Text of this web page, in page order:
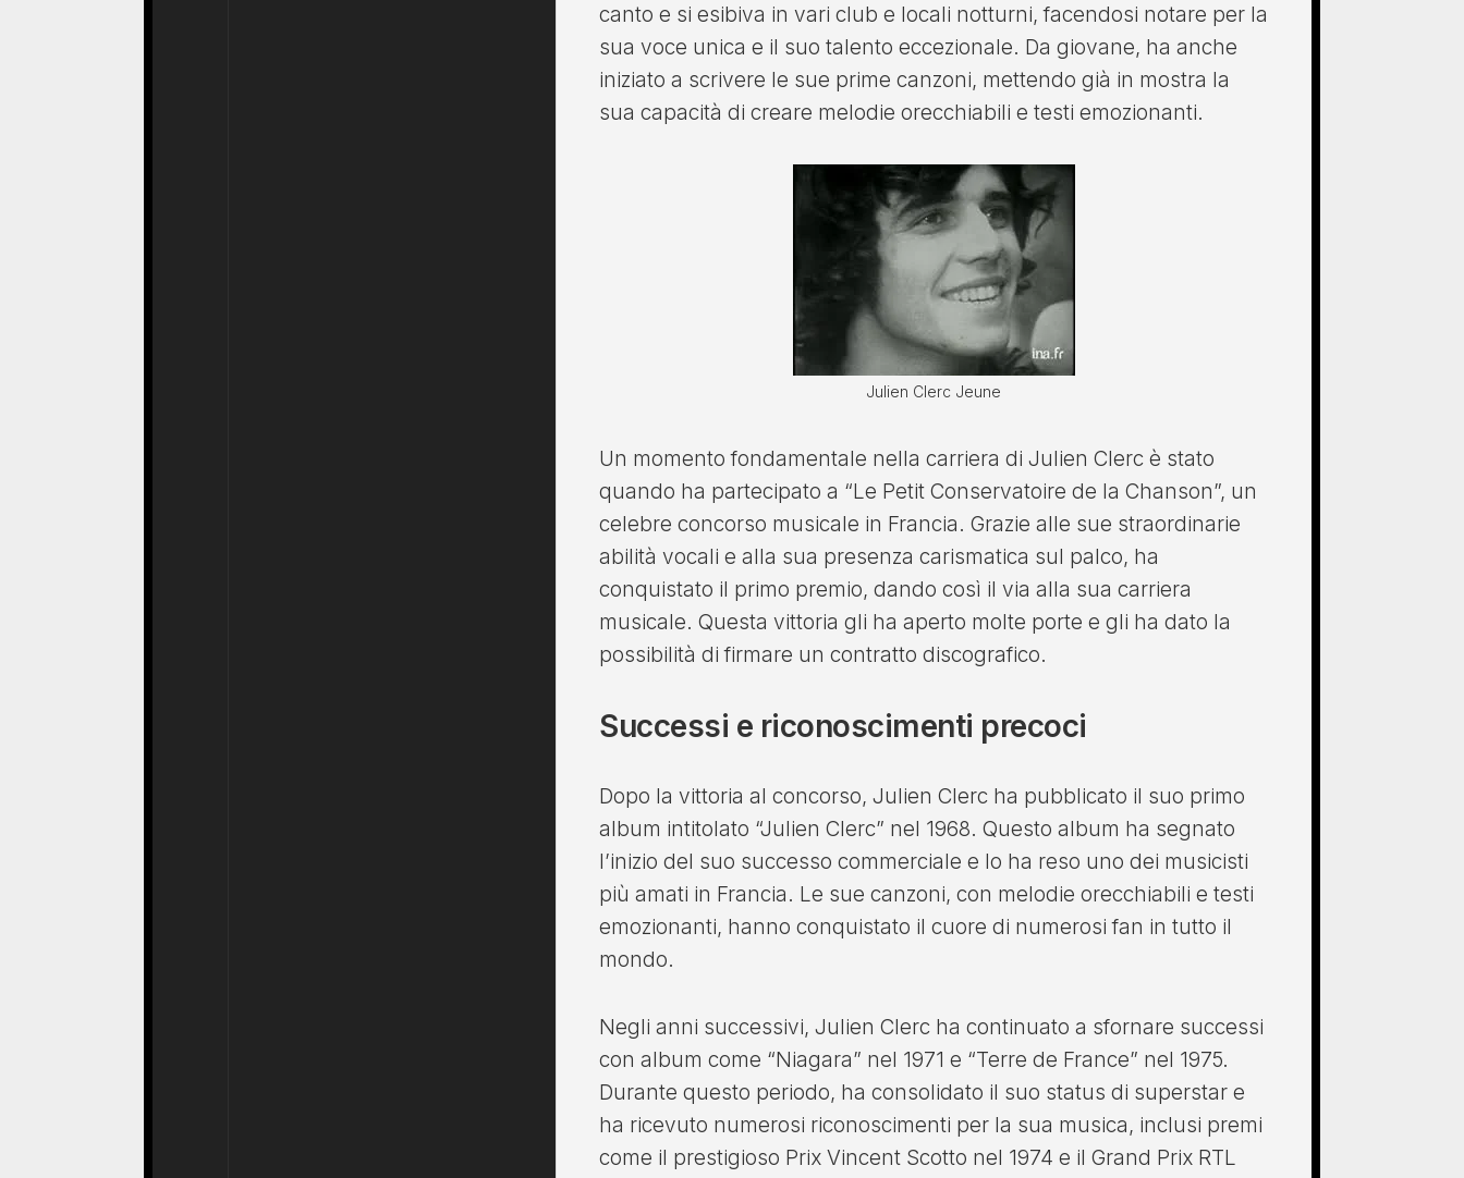
canto e si esibiva in vari club e locali notturni, facendosi notare per la
sua voce unica e il suo talento eccezionale. Da giovane, ha anche
iniziato a scrivere le sue prime canzoni, mettendo già in mostra la
sua capacità di creare melodie orecchiabili e testi emozionanti.
Julien Clerc Jeune
Un momento fondamentale nella carriera di Julien Clerc è stato
quando ha partecipato a “Le Petit Conservatoire de la Chanson”, un
celebre concorso musicale in Francia. Grazie alle sue straordinarie
abilità vocali e alla sua presenza carismatica sul palco, ha
conquistato il primo premio, dando così il via alla sua carriera
musicale. Questa vittoria gli ha aperto molte porte e gli ha dato la
possibilità di firmare un contratto discografico.
Successi e riconoscimenti precoci
Dopo la vittoria al concorso, Julien Clerc ha pubblicato il suo primo
album intitolato “Julien Clerc” nel 1968. Questo album ha segnato
l’inizio del suo successo commerciale e lo ha reso uno dei musicisti
più amati in Francia. Le sue canzoni, con melodie orecchiabili e testi
emozionanti, hanno conquistato il cuore di numerosi fan in tutto il
mondo.
Negli anni successivi, Julien Clerc ha continuato a sfornare successi
con album come “Niagara” nel 1971 e “Terre de France” nel 1975.
Durante questo periodo, ha consolidato il suo status di superstar e
ha ricevuto numerosi riconoscimenti per la sua musica, inclusi premi
come il prestigioso Prix Vincent Scotto nel 1974 e il Grand Prix RTL